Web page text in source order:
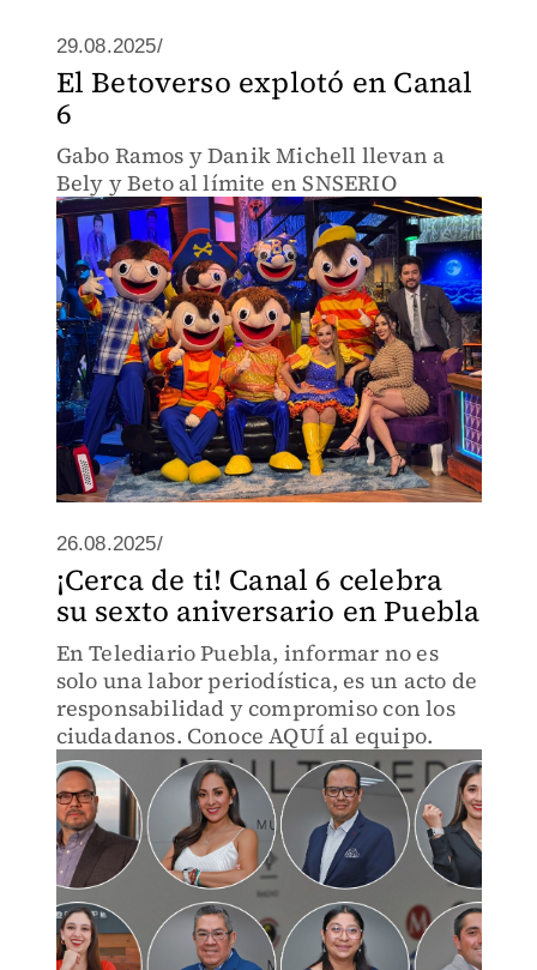
29.08.2025/
El Betoverso explotó en Canal
6
Gabo Ramos y Danik Michell llevan a
Bely y Beto al límite en SNSERIO
26.08.2025/
¡Cerca de ti! Canal 6 celebra
su sexto aniversario en Puebla
En Telediario Puebla, informar no es
solo una labor periodística, es un acto de
responsabilidad y compromiso con los
ciudadanos. Conoce AQUÍ al equipo.